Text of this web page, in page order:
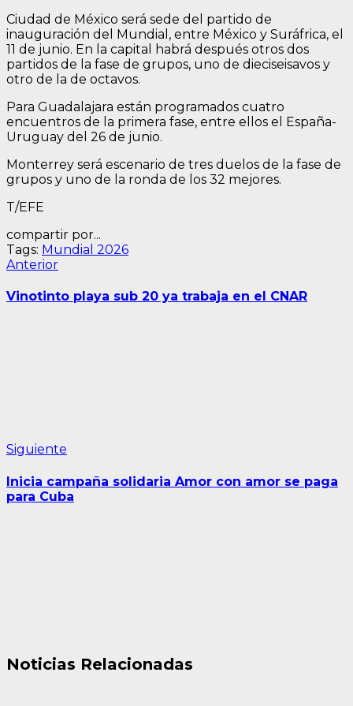
Ciudad de México será sede del partido de
inauguración del Mundial, entre México y Suráfrica, el
11 de junio. En la capital habrá después otros dos
partidos de la fase de grupos, uno de dieciseisavos y
otro de la de octavos.
Para Guadalajara están programados cuatro
encuentros de la primera fase, entre ellos el España-
Uruguay del 26 de junio.
Monterrey será escenario de tres duelos de la fase de
grupos y uno de la ronda de los 32 mejores.
T/EFE
compartir por...
Tags: Mundial 2026
Navegación
de
AnteriorEntrada
Vinotinto playa sub 20 ya trabaja en el CNAR
Siguiente
Inicia campaña solidaria Amor con amor se paga
para Cuba
Noticias Relacionadas